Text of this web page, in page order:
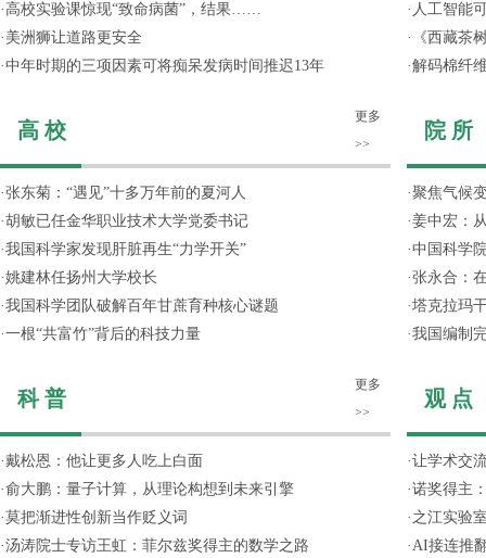
· 高校实验课惊现“致命病菌”，结果……
· 美洲狮让道路更安全
·中年时期的三项因素可将痴呆发病时间推迟13年
高 校
更多
>>
·张东菊：“遇见”十多万年前的夏河人
·胡敏已任金华职业技术大学党委书记
·我国科学家发现肝脏再生“力学开关”
·姚建林任扬州大学校长
·我国科学团队破解百年甘蔗育种核心谜题
·一根“共富竹”背后的科技力量
科 普
更多
>>
·戴松恩：他让更多人吃上白面
·俞大鹏：量子计算，从理论构想到未来引擎
·莫把渐进性创新当作贬义词
·汤涛院士专访王虹：菲尔兹奖得主的数学之路
· 人工智能
·
《西藏茶
·解码棉纤
院 所
·聚焦气候
·姜中宏：
·中国科学
·张永合：
·塔克拉玛
·我国编制
观 点
·让学术交
·诺奖得主
· 之江实验
·AI接连推